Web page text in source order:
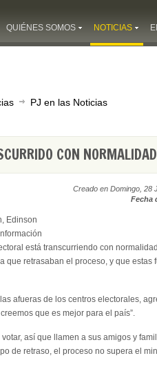
QUIÉNES SOMOS NOTICIAS
PJ en las Noticias
CON NORMALIDAD
Creado en Domingo, 28
Fecha
Edinson
está transcurriendo con
retrasaban el proceso, y que estas
afueras de los centros electorales,
que es mejor para el país”.
así que llamen a sus amigos y
de retraso, el proceso no supera el